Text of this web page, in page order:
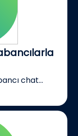
chat...